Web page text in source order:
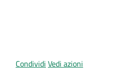
Condividi Vedi azioni